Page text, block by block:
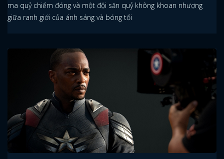
ma quỷ chiếm đóng và một đội săn quỷ không khoan nhượng
giữa ranh giới của ánh sáng và bóng tối